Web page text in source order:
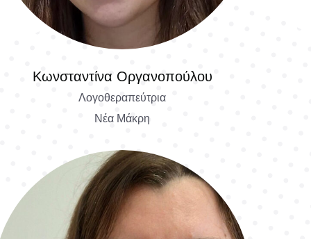
Κωνσταντίνα Οργανοπούλου
Λογοθεραπεύτρια
Νέα Μάκρη